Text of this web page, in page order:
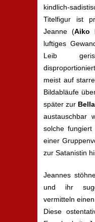
kindlich-
Titelfigur ist
Jeanne (Aiko
luftiges
Leib
meist auf
Bildabläufe
später zur
austauschbar
solche
einer
zur Satanistin
Jeannes
und ihr
vermitteln
Diese